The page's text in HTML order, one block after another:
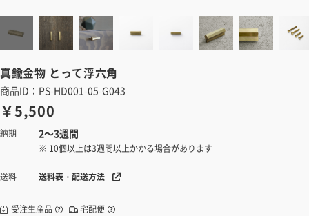
真鍮金物 とって浮六角
商品ID：PS-HD001-05-G043
￥5,500
納期 2～3週間
※ 10個以上は3週間以上かかる場合があります
送料 送料表・配送方法
受注生産品 宅配便